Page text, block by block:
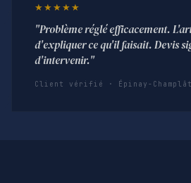
★★★★★
"Problème réglé efficacement.
d'expliquer ce qu'il faisait. Devis
d'intervenir."
Client vérifié · Épinay-